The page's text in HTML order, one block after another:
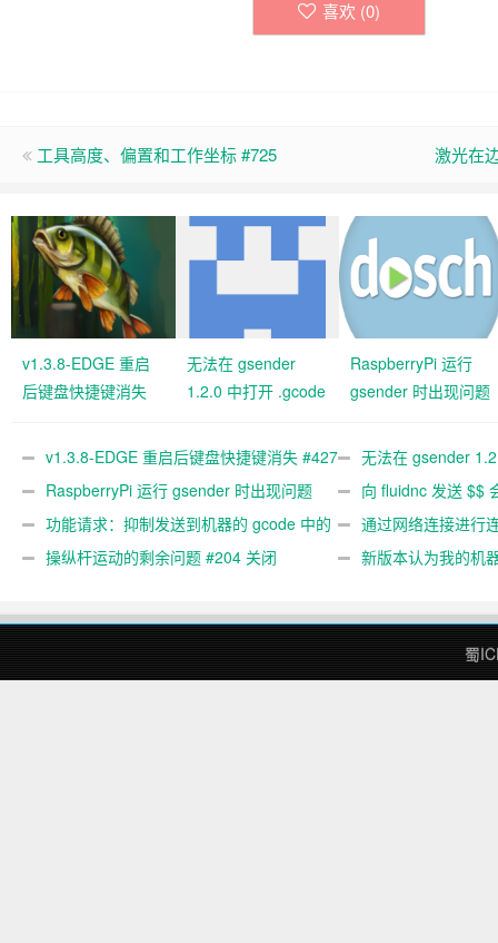
喜欢 (0)
工具高度、偏置和工作坐标 #725 激光在
v1.3.8-EDGE 重启
后键盘快捷键消失
无法在 gsender
1.2.0 中打开 .gcode
RaspberryPi 运行
gsender 时出现问题
v1.3.8-EDGE 重启后键盘快捷键消失 #427
关闭
无法在 gsender
#367
RaspberryPi 运行 gsender 时出现问题
#89
向 fluidnc 发送 $$
#473
功能请求：抑制发送到机器的 gcode 中的
gcode 注释。 #444 关闭
通过网络连接进行
操纵杆运动的剩余问题 #204 关闭
新版本认为我的机
蜀